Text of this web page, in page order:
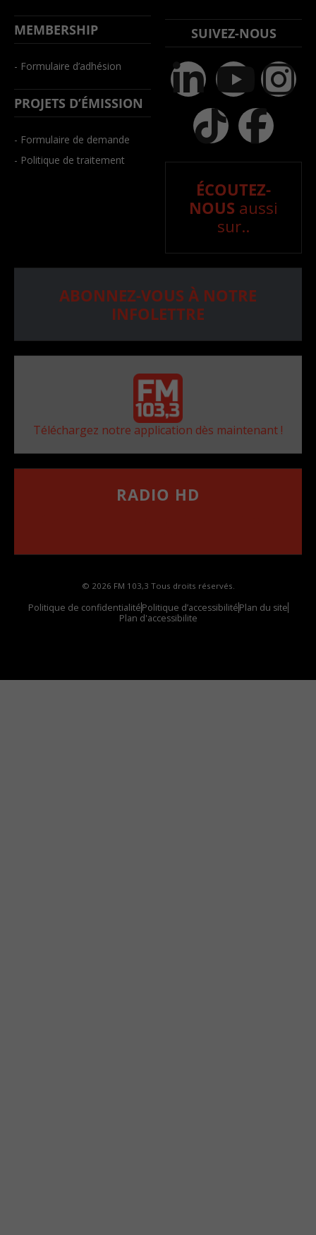
MEMBERSHIP
- Formulaire d’adhésion
PROJETS D’ÉMISSION
- Formulaire de demande
- Politique de traitement
SUIVEZ-NOUS
ÉCOUTEZ-
NOUS aussi
sur..
ABONNEZ-VOUS À NOTRE
INFOLETTRE
Téléchargez notre application dès maintenant !
RADIO HD
© 2026 FM 103,3 Tous droits réservés.
Politique de confidentialitéPolitique d’accessibilitéPlan du site
Plan d'accessibilite